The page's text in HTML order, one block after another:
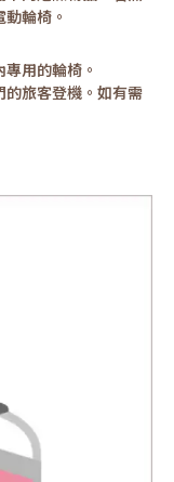
輪椅。
用的輪椅。
的旅客登機。如有需